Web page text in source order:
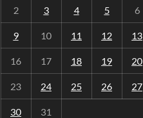
2 3 4 5 6
9 10 11 12 13
16 17 18 19 20
23 24 25 26 27
30 31